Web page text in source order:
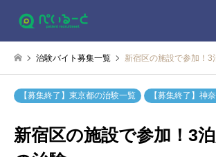
治験バイト募集一覧 新宿区の施設で参加！3
【募集終了】東京都の治験一覧 【募集終了】神
新宿区の施設で参加！3